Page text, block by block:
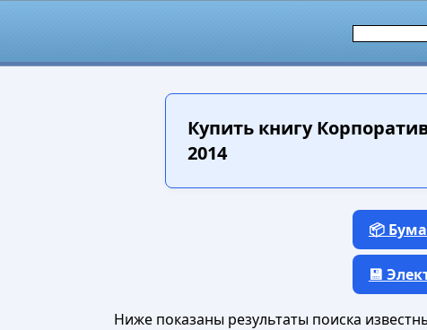
Купить книгу
2014
📦
💾
Ниже показаны результаты поиска